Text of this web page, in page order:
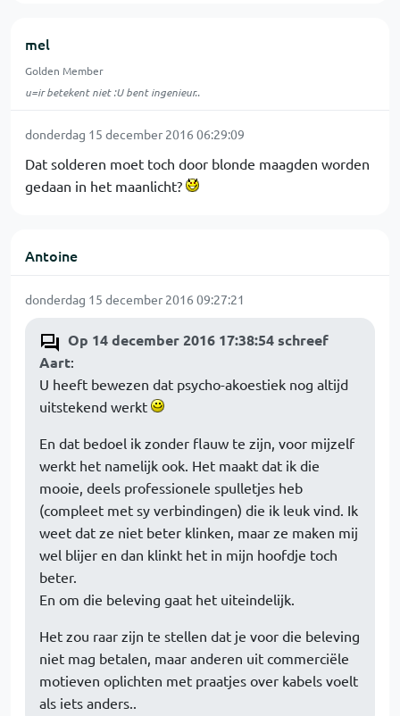
mel
Golden Member
u=ir betekent niet :U bent ingenieur..
donderdag 15 december 2016 06:29:09
Dat solderen moet toch door blonde maagden worden
gedaan in het maanlicht?
Antoine
donderdag 15 december 2016 09:27:21
Op 14 december 2016 17:38:54 schreef
Aart:
U heeft bewezen dat psycho-akoestiek nog altijd
uitstekend werkt
En dat bedoel ik zonder flauw te zijn, voor mijzelf
werkt het namelijk ook. Het maakt dat ik die
mooie, deels professionele spulletjes heb
(compleet met sy verbindingen) die ik leuk vind. Ik
weet dat ze niet beter klinken, maar ze maken mij
wel blijer en dan klinkt het in mijn hoofdje toch
beter.
En om die beleving gaat het uiteindelijk.
Het zou raar zijn te stellen dat je voor die beleving
niet mag betalen, maar anderen uit commerciële
motieven oplichten met praatjes over kabels voelt
als iets anders..